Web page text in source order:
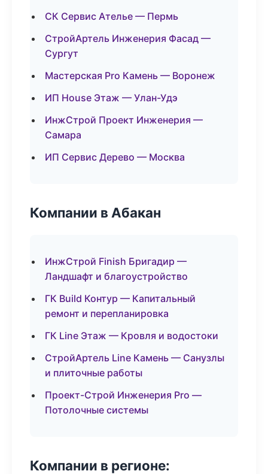
СК Сервис Ателье — Пермь
СтройАртель Инженерия Фасад —
Сургут
Мастерская Pro Камень — Воронеж
ИП House Этаж — Улан-Удэ
ИнжСтрой Проект Инженерия —
Самара
ИП Сервис Дерево — Москва
Компании в Абакан
ИнжСтрой Finish Бригадир —
Ландшафт и благоустройство
ГК Build Контур — Капитальный
ремонт и перепланировка
ГК Line Этаж — Кровля и водостоки
СтройАртель Line Камень — Санузлы
и плиточные работы
Проект-Строй Инженерия Pro —
Потолочные системы
Компании в регионе: